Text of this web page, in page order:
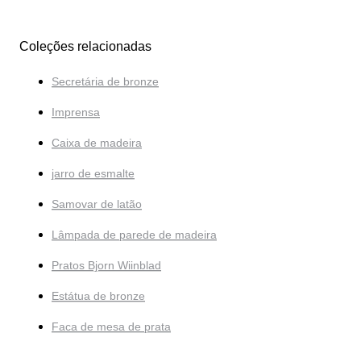
Coleções relacionadas
Secretária de bronze
Imprensa
Caixa de madeira
jarro de esmalte
Samovar de latão
Lâmpada de parede de madeira
Pratos Bjorn Wiinblad
Estátua de bronze
Faca de mesa de prata